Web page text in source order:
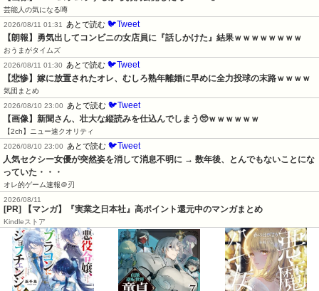
芸能人の気になる噂
2026/08/11 01:31
あとで読む 🐦Tweet
【朗報】勇気出してコンビニの女店員に『話しかけた』結果ｗｗｗｗｗｗｗｗ
おうまがタイムズ
2026/08/11 01:30
あとで読む 🐦Tweet
【悲惨】嫁に放置されたオレ、むしろ熟年離婚に早めに全力投球の末路ｗｗｗｗ
気団まとめ
2026/08/10 23:00
あとで読む 🐦Tweet
【画像】新聞さん、壮大な縦読みを仕込んでしまう🥺ｗｗｗｗｗｗ
【2ch】ニュー速クオリティ
2026/08/10 23:00
あとで読む 🐦Tweet
人気セクシー女優が突然姿を消して消息不明に → 数年後、とんでもないことにな
っていた・・・
オレ的ゲーム速報＠刃
2026/08/11
[PR] 【マンガ】『実業之日本社』高ポイント還元中のマンガまとめ
Kindleストア